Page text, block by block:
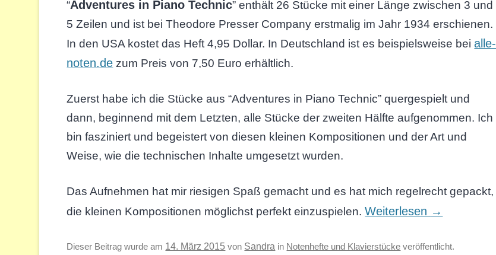
“Adventures in Piano Technic” enthält 26 Stücke mit einer Länge zwischen 3 und
5 Zeilen und ist bei Theodore Presser Company erstmalig im Jahr 1934 erschienen.
In den USA kostet das Heft 4,95 Dollar. In Deutschland ist es beispielsweise beialle-
noten.de zum Preis von 7,50 Euro erhältlich.
Zuerst habe ich die Stücke aus “Adventures in Piano Technic” quergespielt und
dann, beginnend mit dem Letzten, alle Stücke der zweiten Hälfte aufgenommen. Ich
bin fasziniert und begeistert von diesen kleinen Kompositionen und der Art und
Weise, wie die technischen Inhalte umgesetzt wurden.
Das Aufnehmen hat mir riesigen Spaß gemacht und es hat mich regelrecht gepackt,
die kleinen Kompositionen möglichst perfekt einzuspielen.Weiterlesen →
Dieser Beitrag wurde am 14. März 2015 von Sandra in Notenhefte und Klavierstücke veröffentlicht.